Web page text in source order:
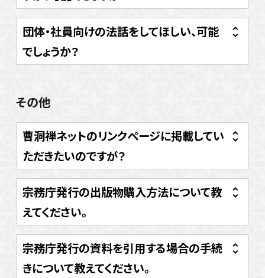
団体・社員向けの法話をしてほしい、可能
でしょうか？
その他
曹洞禅ネットのリンクページに掲載してい
ただきたいのですが？
宗務庁発行の出版物購入方法について教
えてください。
宗務庁発行の資料を引用する場合の手続
きについて教えてください。